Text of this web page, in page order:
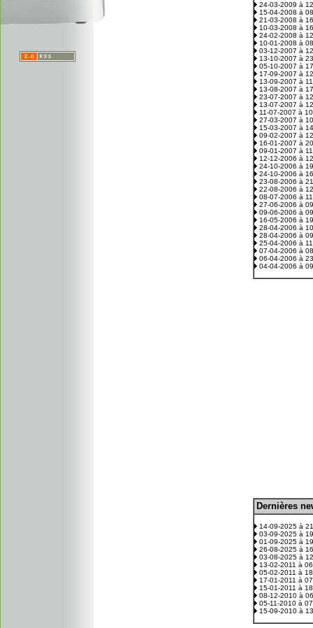
24-03-2009 à
15-04-2008 à
21-03-2008 à
10-03-2008 à
24-02-2008 à
10-01-2008 à
03-12-2007 à
13-10-2007 à
05-10-2007 à
17-09-2007 à
13-09-2007 à
13-08-2007 à
23-07-2007 à
13-07-2007 à
11-07-2007 à
27-03-2007 à
15-03-2007 à
09-02-2007 à
16-01-2007 à
09-01-2007 à
12-12-2006 à
24-10-2006 à
24-10-2006 à
23-08-2006 à
22-08-2006 à
08-07-2006 à
27-06-2006 à
09-06-2006 à
16-05-2006 à
28-04-2006 à
28-04-2006 à
25-04-2006 à
07-04-2006 à
06-04-2006 à
04-04-2006 à
Dernières
14-09-2025 à
03-09-2025 à
01-09-2025 à
26-08-2025 à
03-08-2025 à
13-02-2011 à
05-02-2011 à
17-01-2011 à
15-01-2011 à
08-12-2010 à
05-11-2010 à
15-09-2010 à